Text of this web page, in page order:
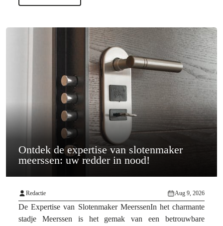
Ontdek de expertise van slotenmaker
meerssen: uw redder in nood!
Redactie Aug 9, 2026
De Expertise van Slotenmaker MeerssenIn het charmante
stadje Meerssen is het gemak van een betrouwbare